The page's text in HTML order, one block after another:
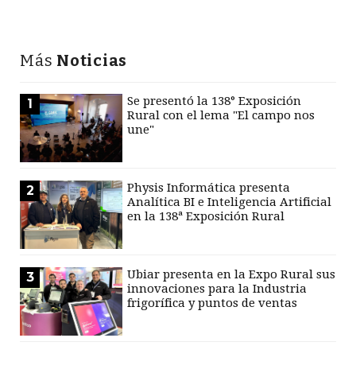
Más Noticias
1
Se presentó la 138° Exposición
Rural con el lema "El campo nos
une"
2
Physis Informática presenta
Analítica BI e Inteligencia Artificial
en la 138ª Exposición Rural
3
Ubiar presenta en la Expo Rural sus
innovaciones para la Industria
frigorífica y puntos de ventas